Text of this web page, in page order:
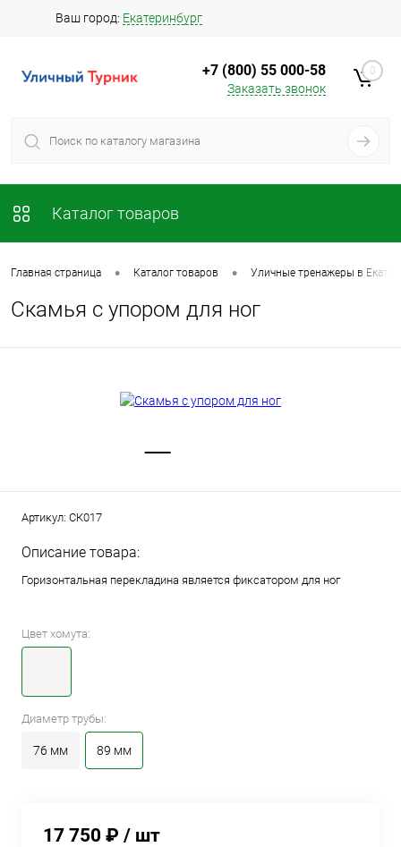
Ваш город: Екатеринбург
+7 (800) 55 000-58
Заказать звонок
0
Каталог товаров
Главная страница • Каталог товаров • Уличные тренажеры в
Скамья с упором для ног
Артикул: СК017
Описание товара:
Горизонтальная перекладина является фиксатором для ног
Цвет хомута:
Диаметр трубы:
76 мм 89 мм
17 750 ₽ / шт